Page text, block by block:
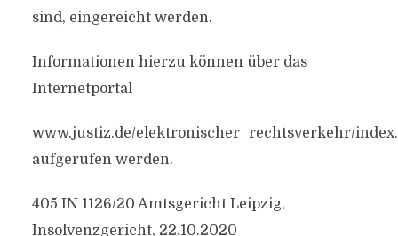
sind, eingereicht werden.
Informationen hierzu können über das
Internetportal
www.justiz.de/elektronischer_rechtsverkehr/
aufgerufen werden.
405 IN 1126/20 Amtsgericht Leipzig,
Insolvenzgericht, 22.10.2020